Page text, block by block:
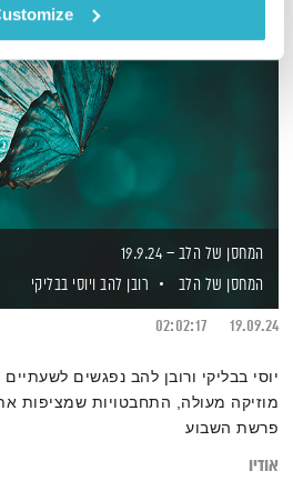
המחסן של הלב – 19.9.24
המחסן של הלב
רובן להב ויוסי בבליקי
19.09.24
02:02:17
יוסי בבליקי ורובן להב נפגשים
מוזיקה מעולה, התחבטויות שמציפות
פרשת השבוע
אודיו